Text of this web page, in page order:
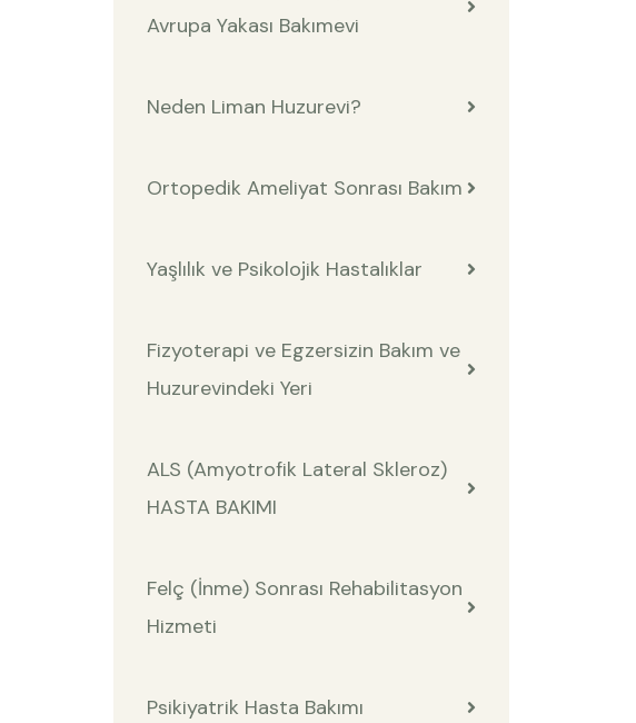
Avrupa Yakası Bakımevi
Neden Liman Huzurevi?
Ortopedik Ameliyat Sonrası Bakım
Yaşlılık ve Psikolojik Hastalıklar
Fizyoterapi ve Egzersizin Bakım ve
Huzurevindeki Yeri
ALS (Amyotrofik Lateral Skleroz)
HASTA BAKIMI
Felç (İnme) Sonrası Rehabilitasyon
Hizmeti
Psikiyatrik Hasta Bakımı